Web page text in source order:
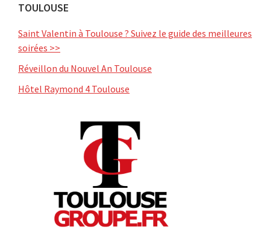
TOULOUSE
Saint Valentin à Toulouse ? Suivez le guide des meilleures
soirées >>
Réveillon du Nouvel An Toulouse
Hôtel Raymond 4 Toulouse